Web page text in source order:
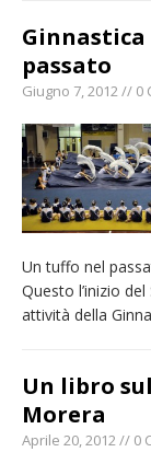
passato
Giugno 7, 2012 // 0
Un tuffo nel
Questo l’inizio
attività della
Un libro
Morera
Aprile 20, 2012 // 0